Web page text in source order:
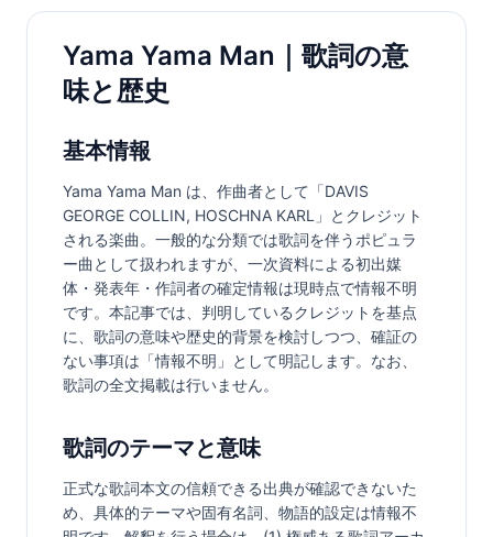
Yama Yama Man｜歌詞の意
味と歴史
基本情報
Yama Yama Man は、作曲者として「DAVIS
GEORGE COLLIN, HOSCHNA KARL」とクレジット
される楽曲。一般的な分類では歌詞を伴うポピュラ
ー曲として扱われますが、一次資料による初出媒
体・発表年・作詞者の確定情報は現時点で情報不明
です。本記事では、判明しているクレジットを基点
に、歌詞の意味や歴史的背景を検討しつつ、確証の
ない事項は「情報不明」として明記します。なお、
歌詞の全文掲載は行いません。
歌詞のテーマと意味
正式な歌詞本文の信頼できる出典が確認できないた
め、具体的テーマや固有名詞、物語的設定は情報不